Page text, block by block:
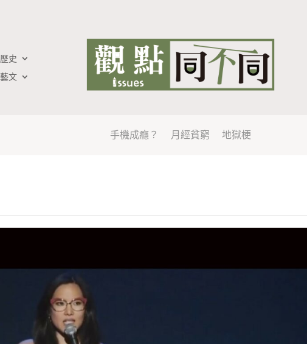
歷史
藝文
手機成癮？ 月經貧窮 地獄梗